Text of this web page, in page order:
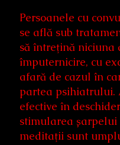
Persoanele cu
se află sub
să întreţină niciuna
împuternicire, cu
afară de cazul în
partea psihiatrului.
efective în
stimularea
meditaţii sunt